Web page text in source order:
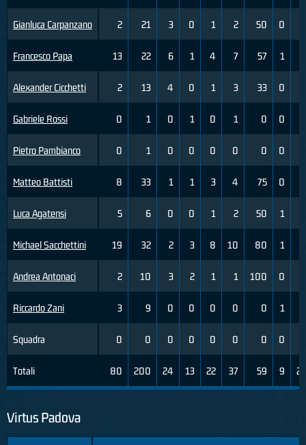
Gianluca Carpanzano
Francesco Papa
Alexander Cicchetti
Gabriele Rossi
Pietro Pambianco
Matteo Battisti
Luca Agatensi
Michael Sacchettini
Andrea Antonaci
Riccardo Zani
Squadra
Totali
2 21 3 0 1 2 50 0
13 22 6 1 4 7 57 1
2 13 4 0 1 3 33 0
0 1 0 1 0 1 0 0
0 1 0 0 0 0 0 0
8 33 1 1 3 4 75 0
5 6 0 0 1 2 50 1
19 32 2 3 8 10 80 1
2 10 3 2 1 1 100 0
3 9 0 0 0 0 0 1
0 0 0 0 0 0 0 0
80 200 24 13 22 37 59 9
Virtus Padova